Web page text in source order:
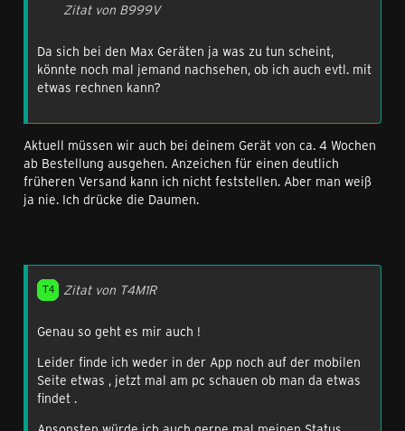
Zitat von B999V
Da sich bei den Max Geräten ja was zu tun scheint,
könnte noch mal jemand nachsehen, ob ich auch evtl. mit
etwas rechnen kann?
Aktuell müssen wir auch bei deinem Gerät von ca. 4 Wochen
ab Bestellung ausgehen. Anzeichen für einen deutlich
früheren Versand kann ich nicht feststellen. Aber man weiß
ja nie. Ich drücke die Daumen.
Zitat von T4M1R
Genau so geht es mir auch !
Leider finde ich weder in der App noch auf der mobilen
Seite etwas , jetzt mal am pc schauen ob man da etwas
findet .